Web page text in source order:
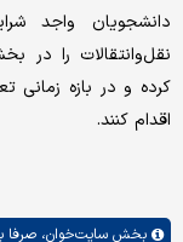
دانشجویان واجد
نقل‌وانتقالات را در
کرده و در بازه
اقدام کنند.
بخش سایت‌خوان، صرفا